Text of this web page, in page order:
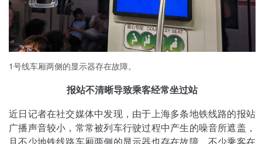
1号线车厢两侧的显示器存在故障。
报站不清晰导致乘客经常坐过站
近日记者在社交媒体中发现，由于上海多条地铁线路的报站
广播声音较小，常常被列车行驶过程中产生的噪音所遮盖，